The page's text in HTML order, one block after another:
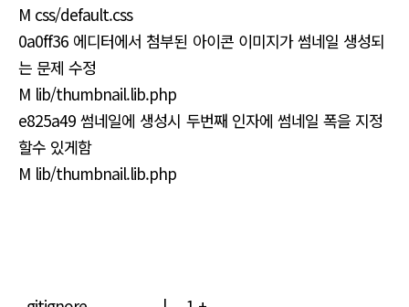
M css/default.css
0a0ff36 에디터에서 첨부된 아이콘 이미지가 썸네일 생성되
는 문제 수정
M lib/thumbnail.lib.php
e825a49 썸네일에 생성시 두번째 인자에 썸네일 폭을 지정
할수 있게함
M lib/thumbnail.lib.php